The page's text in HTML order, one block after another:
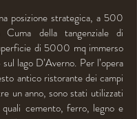
posizione strategica, a 500
Cuma della tangenziale di
di 5000 mq immerso
lago D’Averno. Per l’opera
antico ristorante dei campi
un anno, sono stati utilizzati
cemento, ferro, legno e